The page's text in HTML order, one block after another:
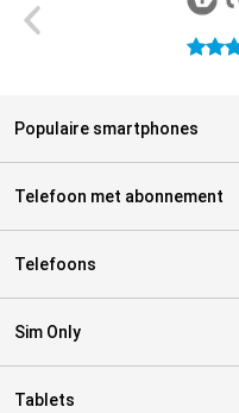
4.5
Populaire smartphones
Telefoon met abonnement
Telefoons
Sim Only
Tablets